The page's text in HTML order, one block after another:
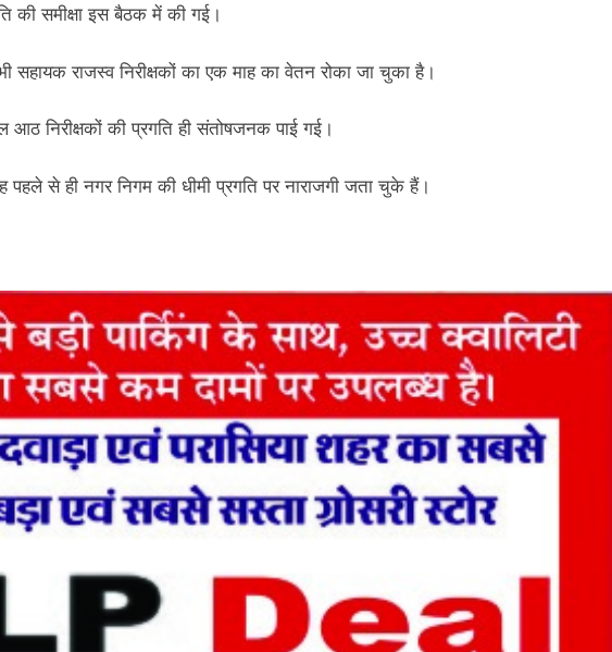
की समीक्षा इस बैठक में की गई।
राजस्व निरीक्षकों का एक माह का वेतन रोका जा चुका है।
आठ निरीक्षकों की प्रगति ही संतोषजनक पाई गई।
से ही नगर निगम की धीमी प्रगति पर नाराजगी जता चुके हैं।